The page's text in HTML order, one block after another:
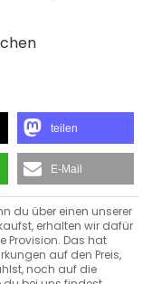
teilen
E-Mail
du über einen unserer
erhalten wir dafür
Provision. Das hat
auf den Preis,
noch auf die